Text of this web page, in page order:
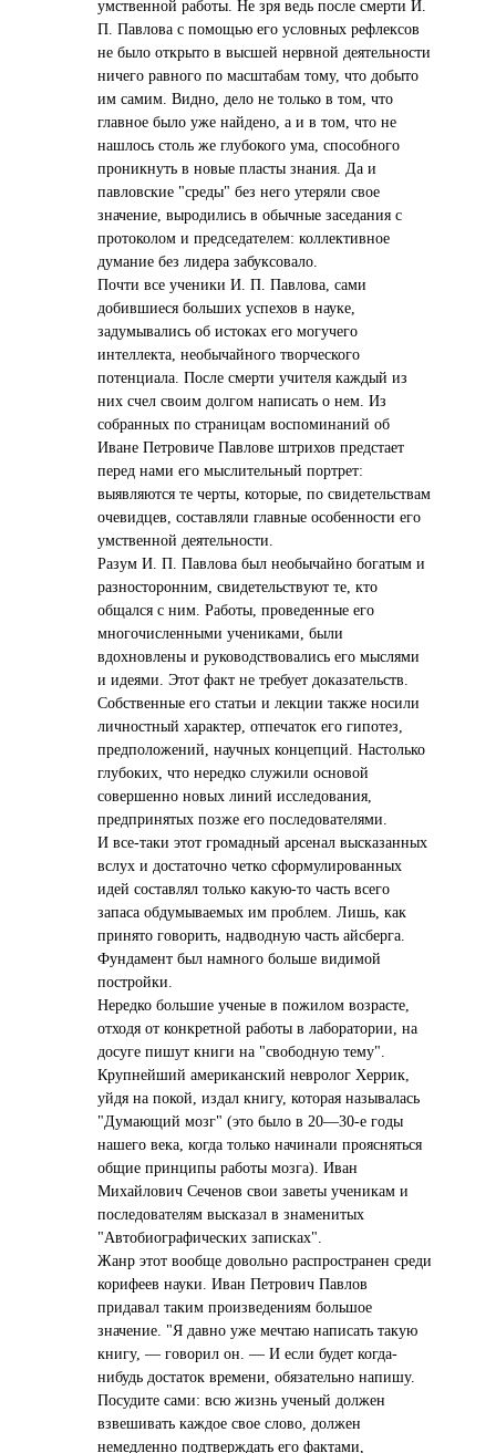
умственной работы. Не зря ведь после смерти И.
П. Павлова с помощью его условных рефлексов
не было открыто в высшей нервной деятельности
ничего равного по масштабам тому, что добыто
им самим. Видно, дело не только в том, что
главное было уже найдено, а и в том, что не
нашлось столь же глубокого ума, способного
проникнуть в новые пласты знания. Да и
павловские "среды" без него утеряли свое
значение, выродились в обычные заседания с
протоколом и председателем: коллективное
думание без лидера забуксовало.
Почти все ученики И. П. Павлова, сами
добившиеся больших успехов в науке,
задумывались об истоках его могучего
интеллекта, необычайного творческого
потенциала. После смерти учителя каждый из
них счел своим долгом написать о нем. Из
собранных по страницам воспоминаний об
Иване Петровиче Павлове штрихов предстает
перед нами его мыслительный портрет:
выявляются те черты, которые, по свидетельствам
очевидцев, составляли главные особенности его
умственной деятельности.
Разум И. П. Павлова был необычайно богатым и
разносторонним, свидетельствуют те, кто
общался с ним. Работы, проведенные его
многочисленными учениками, были
вдохновлены и руководствовались его мыслями
и идеями. Этот факт не требует доказательств.
Собственные его статьи и лекции также носили
личностный характер, отпечаток его гипотез,
предположений, научных концепций. Настолько
глубоких, что нередко служили основой
совершенно новых линий исследования,
предпринятых позже его последователями.
И все-таки этот громадный арсенал высказанных
вслух и достаточно четко сформулированных
идей составлял только какую-то часть всего
запаса обдумываемых им проблем. Лишь, как
принято говорить, надводную часть айсберга.
Фундамент был намного больше видимой
постройки.
Нередко большие ученые в пожилом возрасте,
отходя от конкретной работы в лаборатории, на
досуге пишут книги на "свободную тему".
Крупнейший американский невролог Херрик,
уйдя на покой, издал книгу, которая называлась
"Думающий мозг" (это было в 20—30-е годы
нашего века, когда только начинали проясняться
общие принципы работы мозга). Иван
Михайлович Сеченов свои заветы ученикам и
последователям высказал в знаменитых
"Автобиографических записках".
Жанр этот вообще довольно распространен среди
корифеев науки. Иван Петрович Павлов
придавал таким произведениям большое
значение. "Я давно уже мечтаю написать такую
книгу, — говорил он. — И если будет когда-
нибудь достаток времени, обязательно напишу.
Посудите сами: всю жизнь ученый должен
взвешивать каждое свое слово, должен
немедленно подтверждать его фактами,